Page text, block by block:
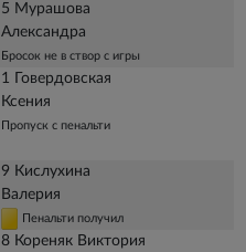
5 Мурашова
Александра
Бросок не в створ с игры
1 Говердовская
Ксения
Пропуск с пенальти
9 Кислухина
Валерия
Пенальти получил
8 Кореняк Виктория